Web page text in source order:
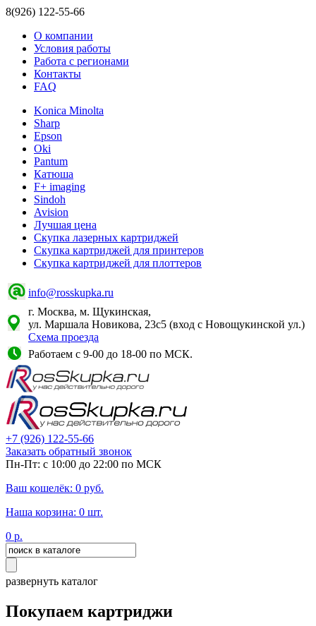
8(926) 122-55-66
О компании
Условия работы
Работа с регионами
Контакты
FAQ
Konica Minolta
Sharp
Epson
Oki
Pantum
Катюша
F+ imaging
Sindoh
Avision
Лучшая цена
Скупка лазерных картриджей
Скупка картриджей для принтеров
Скупка картриджей для плоттеров
info@rosskupka.ru
г. Москва, м. Щукинская,
ул. Маршала Новикова, 23с5 (вход с Новощукинской ул.)
Схема проезда
Работаем с 9-00 до 18-00 по МСК.
+7 (926) 122-55-66
Заказать обратный звонок
Пн-Пт: с 10:00 до 22:00 по МСК
Ваш кошелёк: 0 руб.
Наша корзина: 0 шт.
0 р.
развернуть каталог
Покупаем картриджи